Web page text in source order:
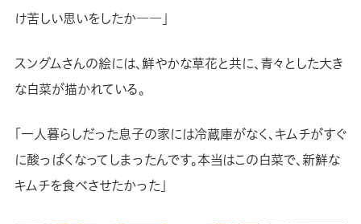
け苦しい思いをしたか――」
スングムさんの絵には、鮮やかな草花と共に、青々とした大き
な白菜が描かれている。
「一人暮らしだった息子の家には冷蔵庫がなく、キムチがすぐ
に酸っぱくなってしまったんです。本当はこの白菜で、新鮮な
キムチを食べさせたかった」